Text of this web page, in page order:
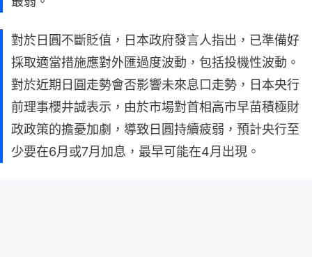
對於日圓不斷貶值，日本政府發言人指出，已準備好
採取適當措施應對外匯過度波動，包括投機性波動。
對於近期日圓走勢會否影響未來息口走勢，日本央行
前理事櫻井誠表示，由於市場對首相高市早苗積極財
政政策的擔憂加劇，導致日圓持續疲弱，預計央行至
少要在6月或7月加息，最早可能在4月出現。